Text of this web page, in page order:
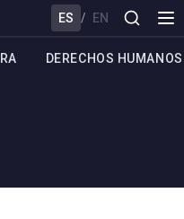
ES / EN
DERECHOS HUMANOS